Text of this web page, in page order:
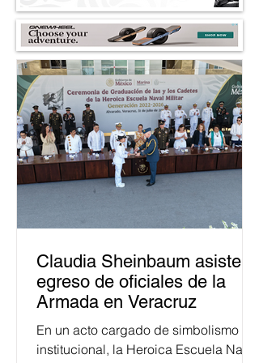
Claudia Sheinbaum asiste a
egreso de oficiales de la
Armada en Veracruz
En un acto cargado de simbolismo
institucional, la Heroica Escuela Naval